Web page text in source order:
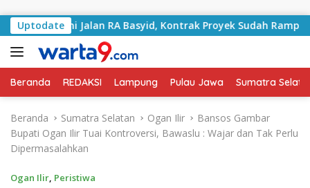
Uptodate
Jalan RA Basyid, Kontrak Proyek Sudah Rampung
Beranda REDAKSI Lampung Pulau Jawa Sumatra
Beranda Sumatra Selatan Ogan Ilir
Bansos Gambar
Bupati Ogan Ilir Tuai Kontroversi, Bawaslu : Wajar dan Tak Perlu
Dipermasalahkan
Ogan Ilir, Peristiwa